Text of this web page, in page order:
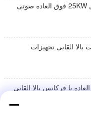
دستگاه کوره الکتریکی دیجیتال 25KW فوق العاده صوتی
القایی تجهیزات
با فرکانس بالا القایی